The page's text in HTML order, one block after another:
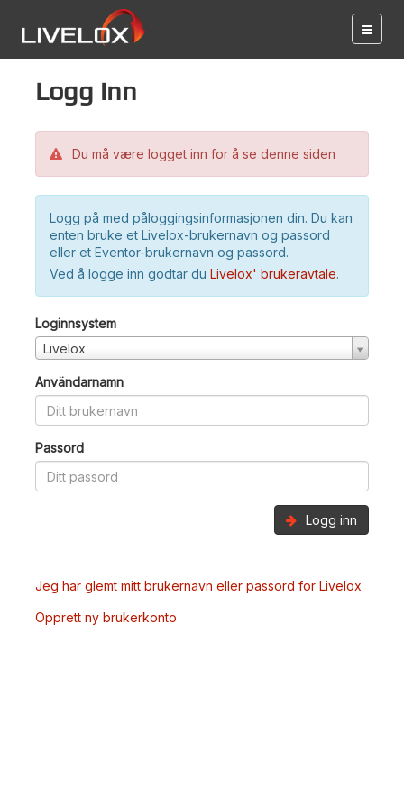
Logg inn
Du må være logget inn for å se denne siden
Logg på med påloggingsinformasjonen din. Du kan
enten bruke et Livelox-brukernavn og passord
eller et Eventor-brukernavn og passord.
Ved å logge inn godtar du Livelox' brukeravtale.
Loginnsystem
Livelox
Användarnamn
Passord
Logg inn
Jeg har glemt mitt brukernavn eller passord for Livelox
Opprett ny brukerkonto